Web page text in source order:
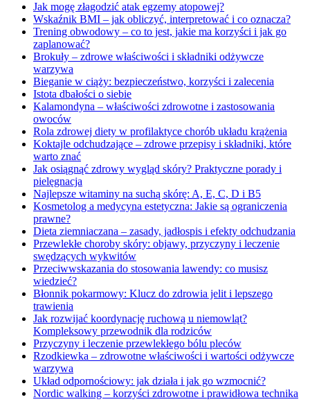
Jak mogę złagodzić atak egzemy atopowej?
Wskaźnik BMI – jak obliczyć, interpretować i co oznacza?
Trening obwodowy – co to jest, jakie ma korzyści i jak go
zaplanować?
Brokuły – zdrowe właściwości i składniki odżywcze
warzywa
Bieganie w ciąży: bezpieczeństwo, korzyści i zalecenia
Istota dbałości o siebie
Kalamondyna – właściwości zdrowotne i zastosowania
owoców
Rola zdrowej diety w profilaktyce chorób układu krążenia
Koktajle odchudzające – zdrowe przepisy i składniki, które
warto znać
Jak osiągnąć zdrowy wygląd skóry? Praktyczne porady i
pielęgnacja
Najlepsze witaminy na suchą skórę: A, E, C, D i B5
Kosmetolog a medycyna estetyczna: Jakie są ograniczenia
prawne?
Dieta ziemniaczana – zasady, jadłospis i efekty odchudzania
Przewlekłe choroby skóry: objawy, przyczyny i leczenie
swędzących wykwitów
Przeciwwskazania do stosowania lawendy: co musisz
wiedzieć?
Błonnik pokarmowy: Klucz do zdrowia jelit i lepszego
trawienia
Jak rozwijać koordynację ruchową u niemowląt?
Kompleksowy przewodnik dla rodziców
Przyczyny i leczenie przewlekłego bólu pleców
Rzodkiewka – zdrowotne właściwości i wartości odżywcze
warzywa
Układ odpornościowy: jak działa i jak go wzmocnić?
Nordic walking – korzyści zdrowotne i prawidłowa technika